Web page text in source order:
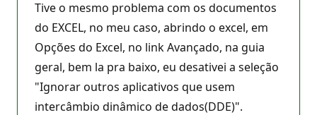
Tive o mesmo problema com os documentos
do EXCEL, no meu caso, abrindo o excel, em
Opções do Excel, no link Avançado, na guia
geral, bem la pra baixo, eu desativei a seleção
"Ignorar outros aplicativos que usem
intercâmbio dinâmico de dados(DDE)".